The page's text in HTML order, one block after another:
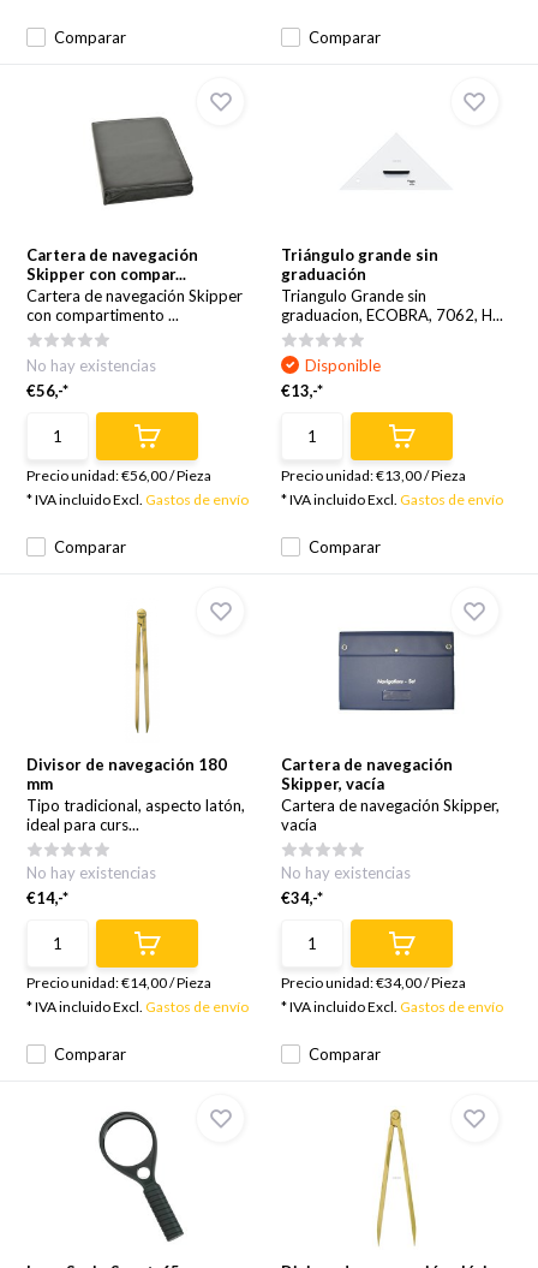
Comparar Comparar
Cartera de navegación
Skipper con compar...
Cartera de navegación Skipper
con compartimento ...
Comparar
No hay existencias
€56,-*
Precio unidad:€56,00/Pieza
* IVA incluido Excl.Gastos de envío
Triángulo grande sin
graduación
Triangulo Grande sin
graduacion, ECOBRA, 7062, H...
Comparar
Disponible
€13,-*
Precio unidad:€13,00/Pieza
* IVA incluido Excl. Gastos de envío
Divisor de navegación 180
mm
Tipo tradicional, aspecto latón,
ideal para curs...
Comparar
No hay existencias
€14,-*
Precio unidad:€14,00/Pieza
* IVA incluido Excl.Gastos de envío
Cartera de navegación
Skipper, vacía
Cartera de navegación Skipper,
vacía
Comparar
No hay existencias
€34,-*
Precio unidad:€34,00/Pieza
* IVA incluido Excl. Gastos de envío